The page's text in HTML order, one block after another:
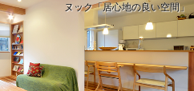
ヌック「居心地の良い空間」